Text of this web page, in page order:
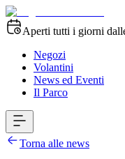
Aperti tutti i giorni
Negozi
Volantini
News ed Eventi
Il Parco
Torna alle news